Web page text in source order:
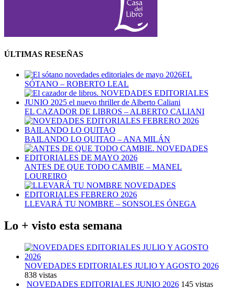
ÚLTIMAS RESEÑAS
EL
SÓTANO – ROBERTO LEAL
EL CAZADOR DE LIBROS – ALBERTO CALIANI
BAILANDO LO QUITAO – ANA MILÁN
ANTES DE QUE TODO CAMBIE – MANEL
LOUREIRO
LLEVARÁ TU NOMBRE – SONSOLES ÓNEGA
Lo + visto esta semana
NOVEDADES EDITORIALES JULIO Y AGOSTO 2026
838 vistas
NOVEDADES EDITORIALES JUNIO 2026 145 vistas